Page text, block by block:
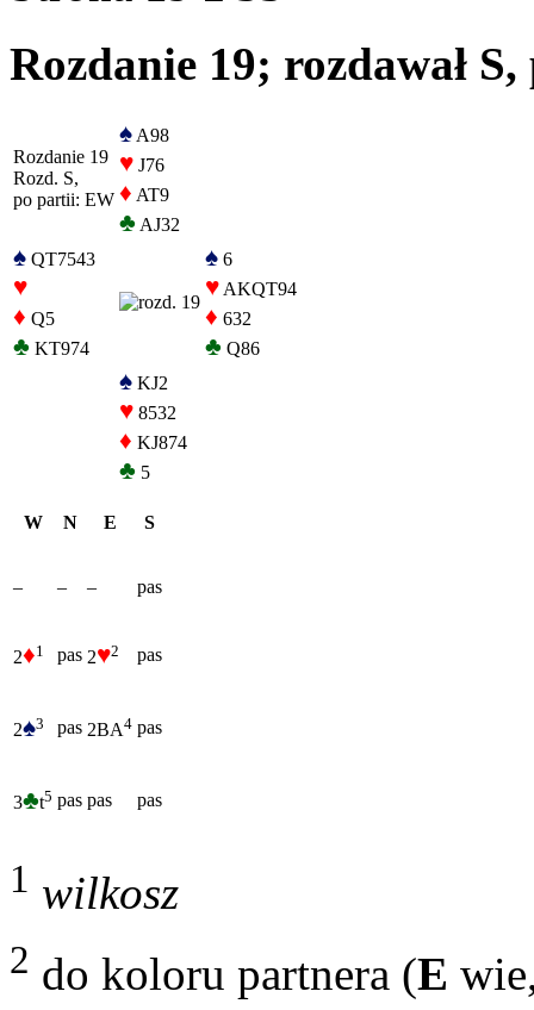
Rozdanie 19; rozdawał
Rozdanie 19
Rozd. S,
po partii: EW
♠A98
♥ J76
♦ AT9
♣AJ32
♠ QT7543
♥
♦ Q5
♣ KT974
♠ 6
♥AKQT94
♦ 632
♣ Q86
♠ KJ2
♥ 8532
♦ KJ874
♣ 5
W N E S
– – – pas
2♦1 pas 2♥2 pas
2♠3 pas 2BA4 pas
3♣t5 pas pas pas
1 wilkosz
2 do koloru partnera (E